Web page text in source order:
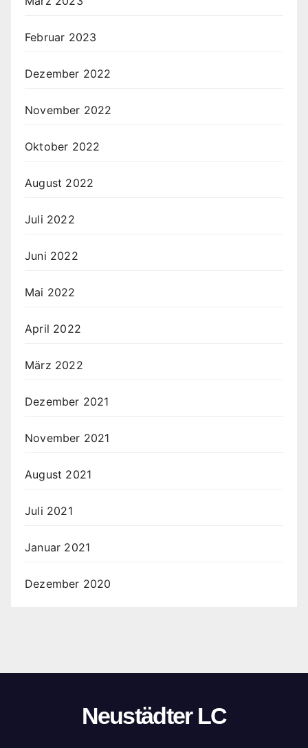
Februar 2023
Dezember 2022
November 2022
Oktober 2022
August 2022
Juli 2022
Juni 2022
Mai 2022
April 2022
März 2022
Dezember 2021
November 2021
August 2021
Juli 2021
Januar 2021
Dezember 2020
Neustädter LC